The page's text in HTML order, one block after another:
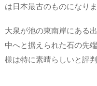
は日本最古のものになりま
大泉が池の東南岸にある
中へと据えられた石の先
様は特に素晴らしいと評判